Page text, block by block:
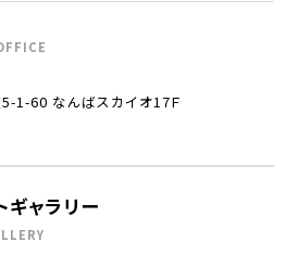
1-60 なんばスカイオ17Ｆ
ャラリー